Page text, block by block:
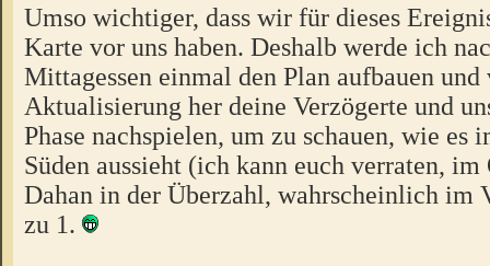
Umso wichtiger, dass wir für dieses
Karte vor uns haben. Deshalb werde ich
Mittagessen einmal den Plan aufbauen
Aktualisierung her deine Verzögerte und
Phase nachspielen, um zu schauen, wie es
Süden aussieht (ich kann euch verraten, im
Dahan in der Überzahl, wahrscheinlich im
zu 1.